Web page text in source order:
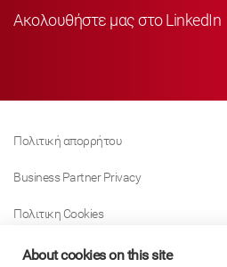
Ακολουθήστε μας στο LinkedIn
Πολιτική απορρήτου
Business Partner Privacy
Πολιτικη Cookies
Modern Slavery Act Policy
About cookies on this site